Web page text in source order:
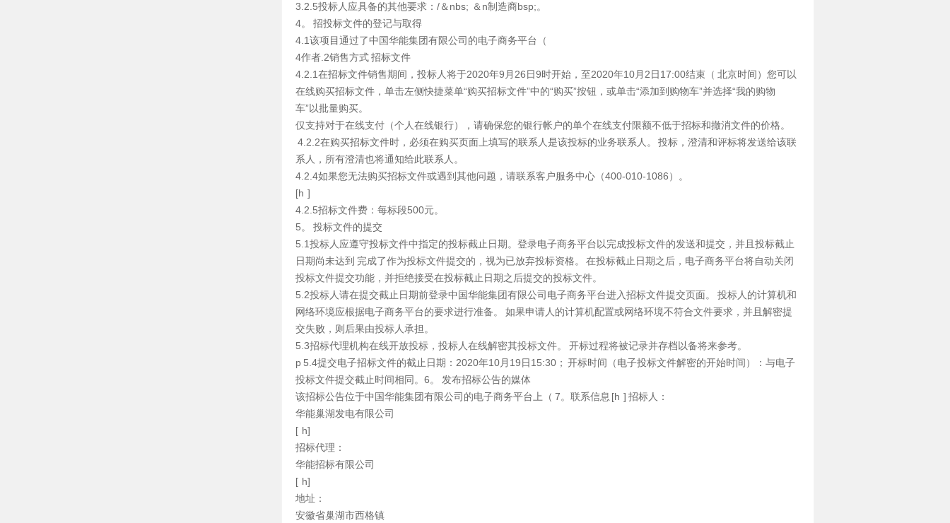
3.2.5投标人应具备的其他要求：/＆nbs; ＆n制造商bsp;。
4。 招投标文件的登记与取得
4.1该项目通过了中国华能集团有限公司的电子商务平台（
4作者.2销售方式 招标文件
4.2.1在招标文件销售期间，投标人将于2020年9月26日9时开始，至2020年10月2日17:00结束（ 北京时间）您可以
在线购买招标文件，单击左侧快捷菜单“购买招标文件”中的“购买”按钮，或单击“添加到购物车”并选择“我的购物
车”以批量购买。
仅支持对于在线支付（个人在线银行），请确保您的银行帐户的单个在线支付限额不低于招标和撤消文件的价格。
4.2.2在购买招标文件时，必须在购买页面上填写的联系人是该投标的业务联系人。 投标，澄清和评标将发送给该联
系人，所有澄清也将通知给此联系人。
4.2.4如果您无法购买招标文件或遇到其他问题，请联系客户服务中心（400-010-1086）。
[h ]
4.2.5招标文件费：每标段500元。
5。 投标文件的提交
5.1投标人应遵守投标文件中指定的投标截止日期。登录电子商务平台以完成投标文件的发送和提交，并且投标截止
日期尚未达到 完成了作为投标文件提交的，视为已放弃投标资格。 在投标截止日期之后，电子商务平台将自动关闭
投标文件提交功能，并拒绝接受在投标截止日期之后提交的投标文件。
5.2投标人请在提交截止日期前登录中国华能集团有限公司电子商务平台进入招标文件提交页面。 投标人的计算机和
网络环境应根据电子商务平台的要求进行准备。 如果申请人的计算机配置或网络环境不符合文件要求，并且解密提
交失败，则后果由投标人承担。
5.3招标代理机构在线开放投标，投标人在线解密其投标文件。 开标过程将被记录并存档以备将来参考。
p 5.4提交电子招标文件的截止日期：2020年10月19日15:30； 开标时间（电子投标文件解密的开始时间）：与电子
投标文件提交截止时间相同。6。 发布招标公告的媒体
该招标公告位于中国华能集团有限公司的电子商务平台上（ 7。联系信息 [h ] 招标人：
华能巢湖发电有限公司
[ h]
招标代理：
华能招标有限公司
[ h]
地址：
安徽省巢湖市西格镇